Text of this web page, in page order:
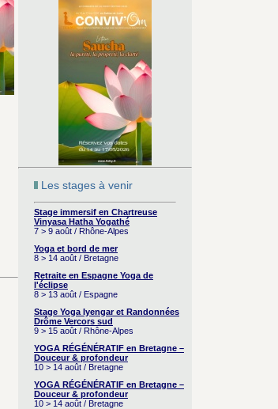
Les stages à venir
Stage immersif en Chartreuse
Vinyasa Hatha Yogathé
7 > 9 août / Rhône-Alpes
Yoga et bord de mer
8 > 14 août / Bretagne
Retraite en Espagne Yoga de
l'éclipse
8 > 13 août / Espagne
Stage Yoga Iyengar et Randonnées
Drôme Vercors sud
9 > 15 août / Rhône-Alpes
YOGA RÉGÉNÉRATIF en Bretagne –
Douceur & profondeur
10 > 14 août / Bretagne
YOGA RÉGÉNÉRATIF en Bretagne –
Douceur & profondeur
10 > 14 août / Bretagne